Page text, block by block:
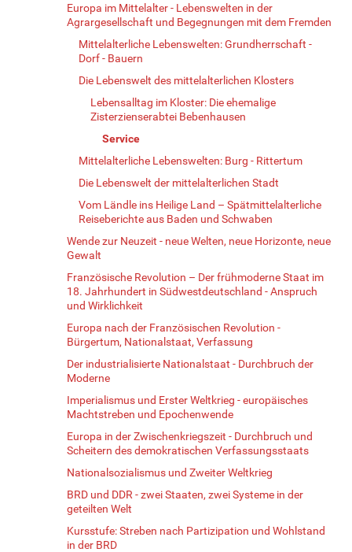
Europa im Mittelalter - Lebenswelten in der
Agrargesellschaft und Begegnungen mit dem Fremden
Mittelalterliche Lebenswelten: Grundherrschaft -
Dorf - Bauern
Die Lebenswelt des mittelalterlichen Klosters
Lebensalltag im Kloster: Die ehemalige
Zisterzienserabtei Bebenhausen
Service
Mittelalterliche Lebenswelten: Burg - Rittertum
Die Lebenswelt der mittelalterlichen Stadt
Vom Ländle ins Heilige Land – Spätmittelalterliche
Reiseberichte aus Baden und Schwaben
Wende zur Neuzeit - neue Welten, neue Horizonte, neue
Gewalt
Französische Revolution – Der frühmoderne Staat im
18. Jahrhundert in Südwestdeutschland - Anspruch
und Wirklichkeit
Europa nach der Französischen Revolution -
Bürgertum, Nationalstaat, Verfassung
Der industrialisierte Nationalstaat - Durchbruch der
Moderne
Imperialismus und Erster Weltkrieg - europäisches
Machtstreben und Epochenwende
Europa in der Zwischenkriegszeit - Durchbruch und
Scheitern des demokratischen Verfassungsstaats
Nationalsozialismus und Zweiter Weltkrieg
BRD und DDR - zwei Staaten, zwei Systeme in der
geteilten Welt
Kursstufe: Streben nach Partizipation und Wohlstand
in der BRD